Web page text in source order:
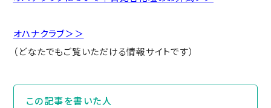
オハナクラブ＞＞
（どなたでもご覧いただける情報サイトです）
この記事を書いた⼈